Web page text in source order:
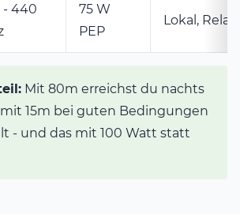
- 440
75 W
PEP
Lokal,
Mit 80m erreichst du nachts
15m bei guten Bedingungen
- und das mit 100 Watt statt